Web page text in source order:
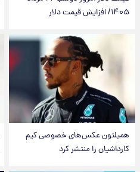
۱۴۰۵/ افزایش قیمت دلار
همیلتون عکس‌های خصوصی کیم‌
کارداشیان را منتشر کرد